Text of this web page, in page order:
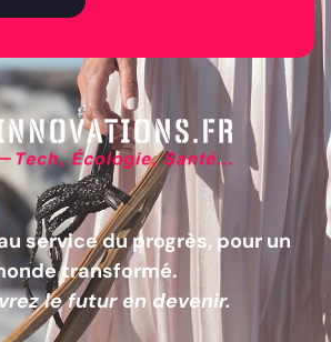
service du progrès, pour un
transformé.
le futur en devenir.